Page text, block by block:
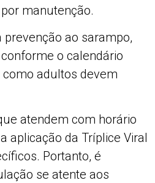
manutenção.
ao sarampo,
o calendário
adultos devem
atendem com horário
aplicação da Tríplice Viral
Portanto, é
se atente aos